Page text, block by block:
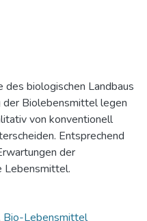
biologischen Landbaus
der Biolebensmittel legen
von konventionell
Entsprechend
der
Lebensmittel.
Bio-Lebensmittel